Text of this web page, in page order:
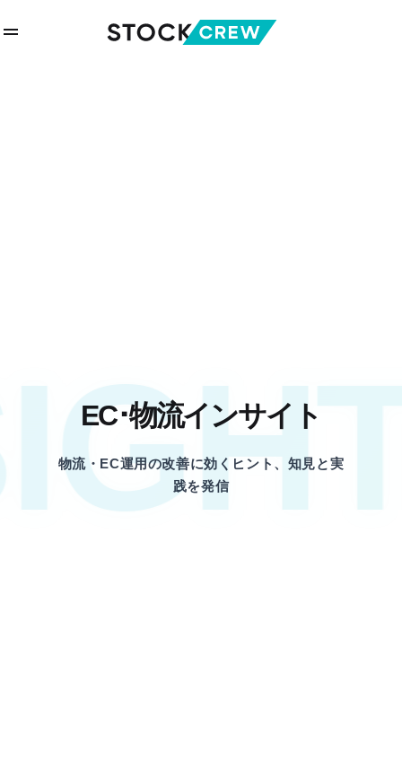
EC･物流インサイト
物流・EC運用の改善に効くヒント、知見と実
践を発信